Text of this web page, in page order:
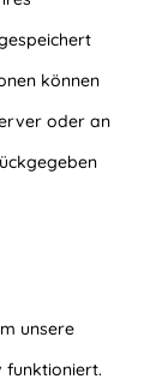
können
oder an
unsere
funktioniert.